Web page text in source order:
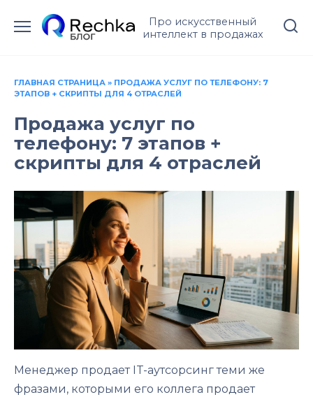
содержанию
Про искусственный
интеллект в продажах
ГЛАВНАЯ СТРАНИЦА » ПРОДАЖА УСЛУГ ПО ТЕЛЕФОНУ: 7
ЭТАПОВ + СКРИПТЫ ДЛЯ 4 ОТРАСЛЕЙ
Продажа услуг по
телефону: 7 этапов +
скрипты для 4 отраслей
Менеджер продает IT-аутсорсинг теми же
фразами, которыми его коллега продает